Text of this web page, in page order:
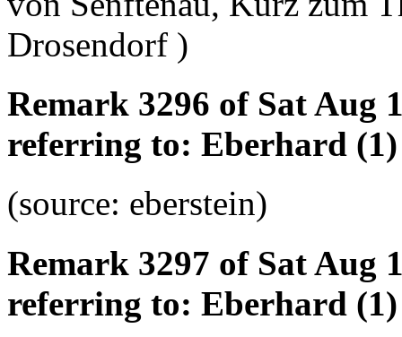
Drosendorf )
Remark 3296 of Sat Aug
referring to: Eberhard
(source: eberstein)
Remark 3297 of Sat Aug
referring to: Eberhard